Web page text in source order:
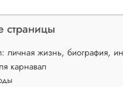
личная жизнь, биография,
карнавал